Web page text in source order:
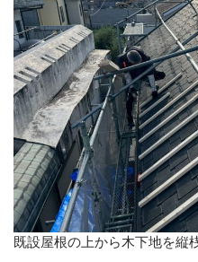
既設屋根の上から木下地を縦